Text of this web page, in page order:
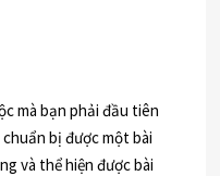
mà bạn phải đầu tiên
bị được một bài
và thể hiện được bài